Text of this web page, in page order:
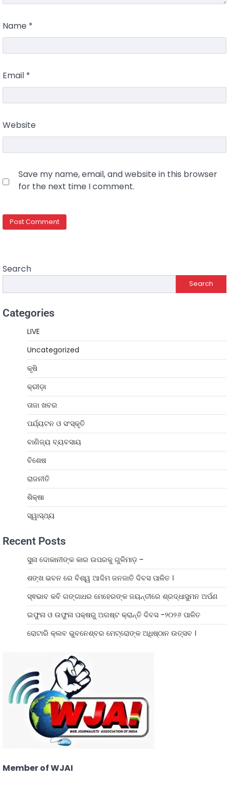
Name *
Email *
Website
Save my name, email, and website in this browser
for the next time I comment.
Search
Search
Categories
LIVE
Uncategorized
କୃଷି
କ୍ରୀଡ଼ା
ତାଜା ଖବର
ପର୍ଯ୍ୟଟନ ଓ ସଂସ୍କୃତି
ବାଣିଜ୍ୟ ବ୍ୟବସାୟ
ବିଶେଷ
ରାଜନୀତି
ଶିକ୍ଷା
ସ୍ୱାସ୍ଥ୍ୟ
Recent Posts
ସୁନା ଦୋକାନୀଙ୍କ କାର ଉପରକୁ ଗୁଳିମାଡ଼ –
ଶଙ୍ଖ ଭବନ ରେ ବିଶ୍ୱ ଆଦିମ ଜନଜାତି ଦିବସ ପାଳିତ ।
ସ୍ଵଭାବ କବି ଗଙ୍ଗାଧର ମେହେରଙ୍କ ଜୟନ୍ତୀରେ ଶ୍ରଦ୍ଧାସୁମନ ଅର୍ପଣ
ଇଫୁନା ଓ ଉଫୁନା ପକ୍ଷରୁ ଅଗଷ୍ଟ କ୍ରାନ୍ତି ଦିବସ -୨୦୨୬ ପାଳିତ
ରୋଟାରି କ୍ଲବ ଭୁବନେଶ୍ବର ମେଟ୍ରୋଙ୍କ ଅଧିଷ୍ଠାନ ଉତ୍ସବ ।
Member of WJAI